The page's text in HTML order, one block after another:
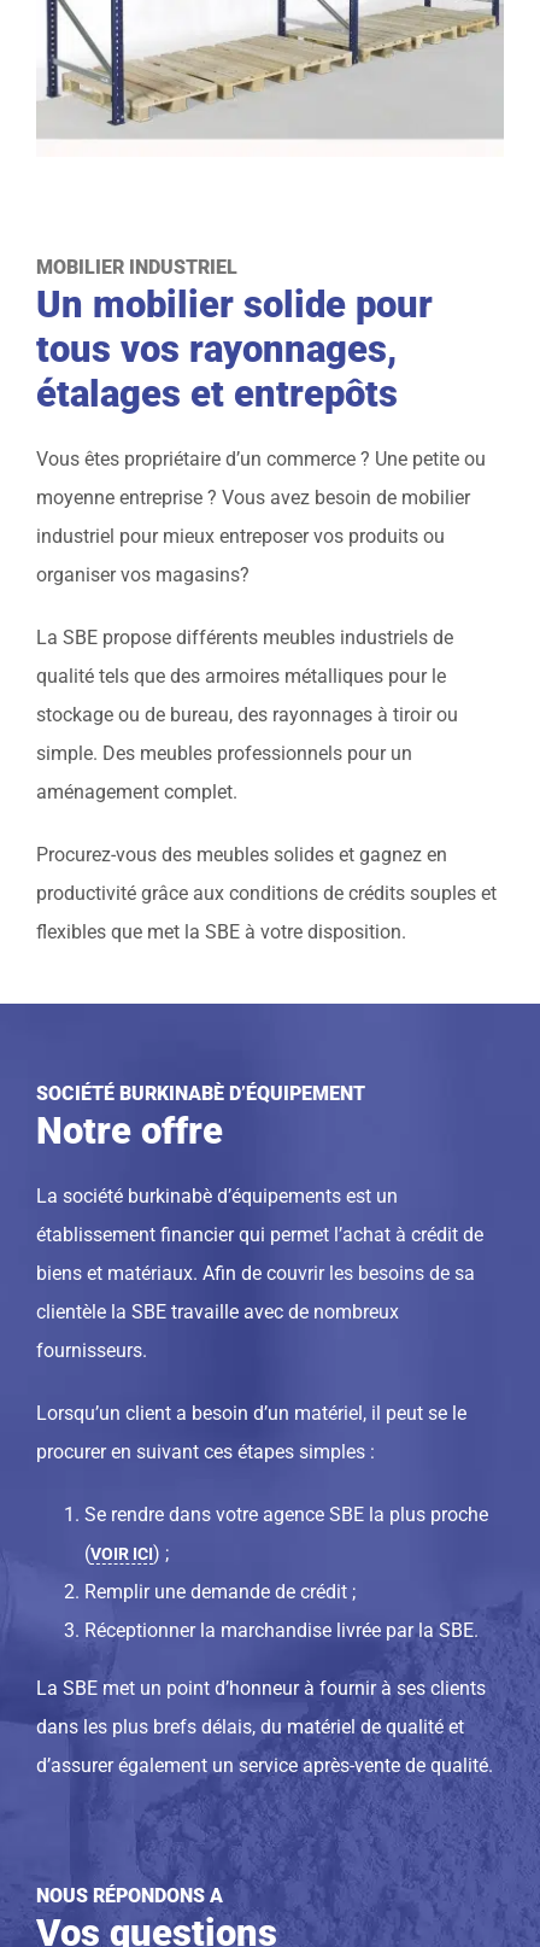
MOBILIER INDUSTRIEL
Un mobilier solide pour
tous vos rayonnages,
étalages et entrepôts
Vous êtes propriétaire d’un commerce ? Une petite ou
moyenne entreprise ? Vous avez besoin de mobilier
industriel pour mieux entreposer vos produits ou
organiser vos magasins?
La SBE propose différents meubles industriels de
qualité tels que des armoires métalliques pour le
stockage ou de bureau, des rayonnages à tiroir ou
simple. Des meubles professionnels pour un
aménagement complet.
Procurez-vous des meubles solides et gagnez en
productivité grâce aux conditions de crédits souples et
flexibles que met la SBE à votre disposition.
SOCIÉTÉ BURKINABÈ D’ÉQUIPEMENT
Notre offre
La société burkinabè d’équipements est un
établissement financier qui permet l’achat à crédit de
biens et matériaux. Afin de couvrir les besoins de sa
clientèle la SBE travaille avec de nombreux
fournisseurs.
Lorsqu’un client a besoin d’un matériel, il peut se le
procurer en suivant ces étapes simples :
Se rendre dans votre agence SBE la plus proche
(VOIR ICI) ;
Remplir une demande de crédit ;
Réceptionner la marchandise livrée par la SBE.
La SBE met un point d’honneur à fournir à ses clients
dans les plus brefs délais, du matériel de qualité et
d’assurer également un service après-vente de qualité.
NOUS RÉPONDONS A
Vos questions